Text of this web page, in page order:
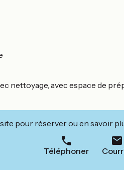
nettoyage, avec espace de
pour réserver ou en savoir
Téléphoner